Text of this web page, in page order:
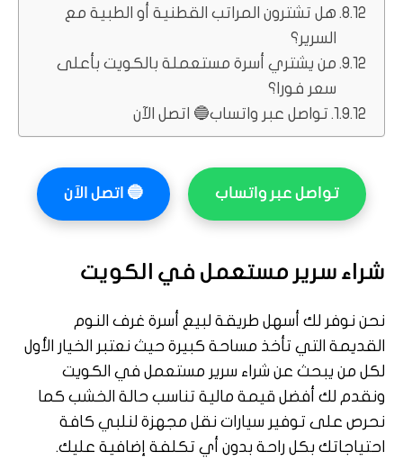
هل تشترون المراتب القطنية أو الطبية مع
السرير؟
من يشتري أسرة مستعملة بالكويت بأعلى
سعر فورا؟
تواصل عبر واتساب🔵 اتصل الآن
تواصل عبر واتساب 🔵 اتصل الآن
شراء سرير مستعمل في الكويت
نحن نوفر لك أسهل طريقة لبيع أسرة غرف النوم
القديمة التي تأخذ مساحة كبيرة حيث نعتبر الخيار الأول
لكل من يبحث عن شراء سرير مستعمل في الكويت
ونقدم لك أفضل قيمة مالية تناسب حالة الخشب كما
نحرص على توفير سيارات نقل مجهزة لنلبي كافة
احتياجاتك بكل راحة بدون أي تكلفة إضافية عليك.